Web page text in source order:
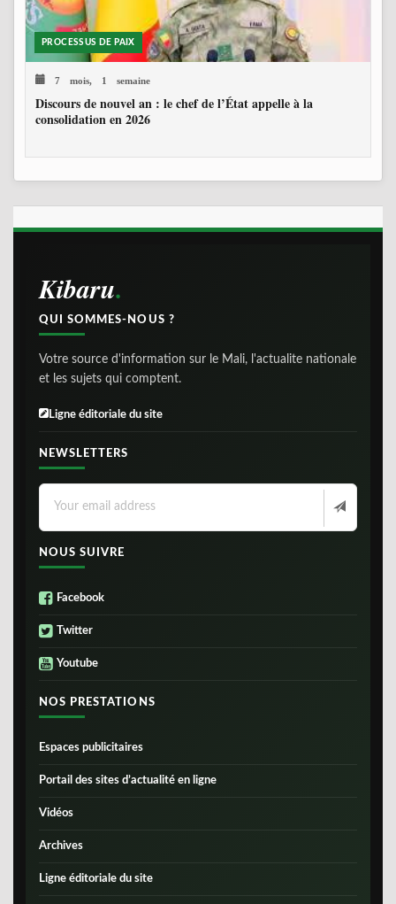
PROCESSUS DE PAIX
7 mois, 1 semaine
Discours de nouvel an : le chef de l’État appelle à la
consolidation en 2026
Kibaru
QUI SOMMES-NOUS ?
Votre source d'information sur le Mali, l'actualite nationale
et les sujets qui comptent.
Ligne éditoriale du site
NEWSLETTERS
NOUS SUIVRE
Facebook
Twitter
Youtube
NOS PRESTATIONS
Espaces publicitaires
Portail des sites d’actualité en ligne
Vidéos
Archives
Ligne éditoriale du site